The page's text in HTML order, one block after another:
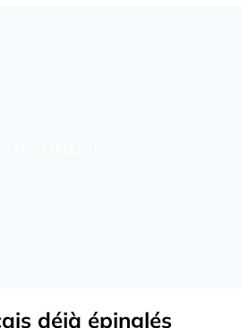
déjà épinglés